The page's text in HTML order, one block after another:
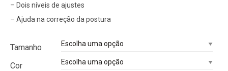
– Dois níveis de ajustes
– Ajuda na correção da postura
Tamanho
Cor